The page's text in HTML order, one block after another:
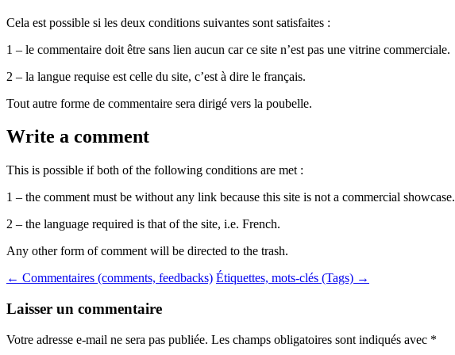
Cela est possible si les deux conditions suivantes sont satisfaites :
1 – le commentaire doit être sans lien aucun car ce site n’est pas une vitrine commerciale.
2 – la langue requise est celle du site, c’est à dire le français.
Tout autre forme de commentaire sera dirigé vers la poubelle.
Write a comment
This is possible if both of the following conditions are met :
1 – the comment must be without any link because this site is not a commercial showcase.
2 – the language required is that of the site, i.e. French.
Any other form of comment will be directed to the trash.
Navigation
des
← Commentaires (comments, feedbacks) Étiquettes, mots-clés (Tags) →
Laisser un commentaire
Votre adresse e-mail ne sera pas publiée. Les champs obligatoires sont indiqués avec *